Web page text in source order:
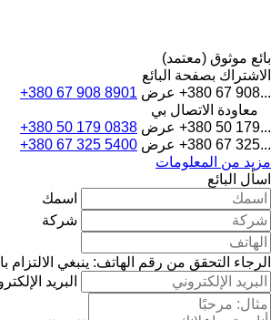
بائع موثوق (معتمد)
الاشتراك بصفحة البائع
+380 67 908... عرض +380 67 908 8901
معاودة الاتصال بي
+380 50 179... عرض +380 50 179 0838
+380 67 325... عرض +380 67 325 5400
مزيد من المعلومات
اسأل البائع
اسمك
شركة
الرجاء التحقق من رقم الهاتف: ينبغي
البريد